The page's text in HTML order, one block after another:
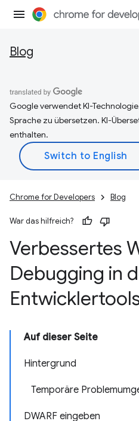
Blog
Google verwendet KI-
Sprache zu übersetzen. KI-
enthalten.
Chrome for Developers Blog
War das hilfreich?
Verbessertes
Debugging in
Auf dieser Seite
Hintergrund
Temporäre
DWARF eingeben